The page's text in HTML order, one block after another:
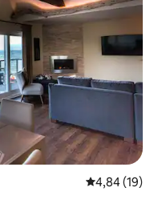
4,84 (19)